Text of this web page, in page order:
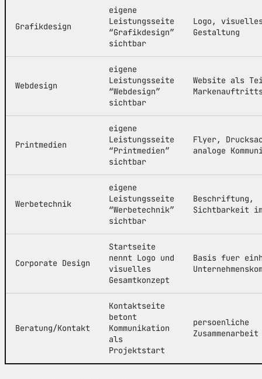
Grafikdesign
eigene
Leistungsseite
“Grafikdesign”
sichtbar
Logo,
Gestaltung
Webdesign
eigene
Leistungsseite
“Webdesign”
sichtbar
Website als
Printmedien
eigene
Leistungsseite
“Printmedien”
sichtbar
Flyer,
analoge
Werbetechnik
eigene
Leistungsseite
“Werbetechnik”
sichtbar
Beschriftung,
Sichtbarkeit im
Corporate Design
Startseite
nennt Logo und
visuelles
Gesamtkonzept
Basis fuer
Beratung/Kontakt
Kontaktseite
betont
Kommunikation
als
Projektstart
persoenliche
Zusammenarbeit